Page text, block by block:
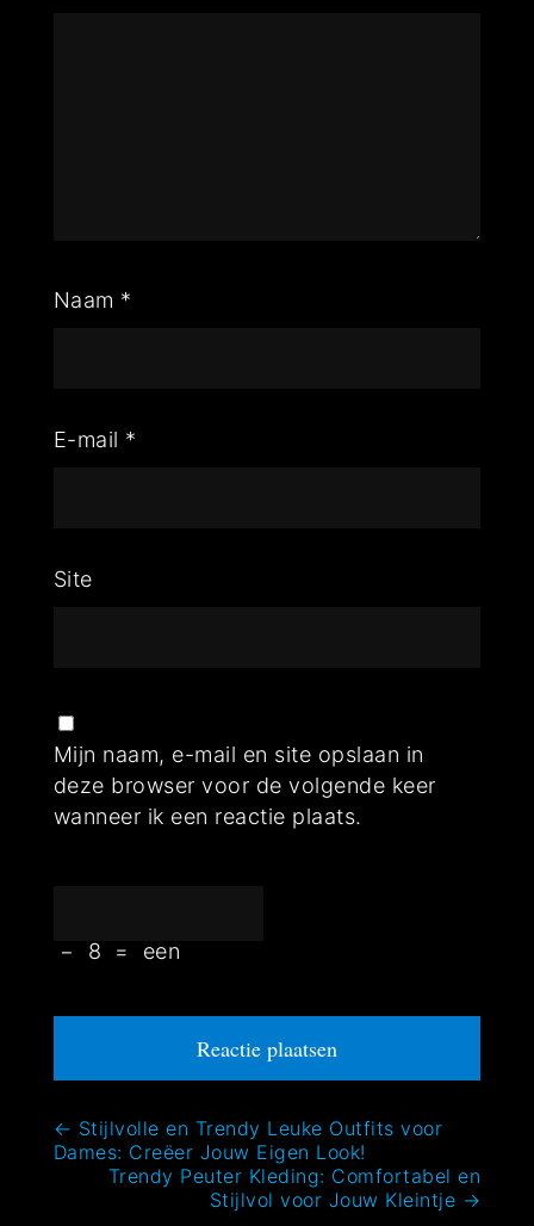
Naam *
E-mail *
Site
Mijn naam, e-mail en site opslaan in
deze browser voor de volgende keer
wanneer ik een reactie plaats.
− 8 = een
Bericht
navigatie
← Stijlvolle en Trendy Leuke Outfits voor
Dames: Creëer Jouw Eigen Look!
Trendy Peuter Kleding: Comfortabel en
Stijlvol voor Jouw Kleintje →